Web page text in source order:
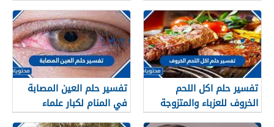
تفسير حلم اكل اللحم
الخروف للعزباء والمتزوجة
والحامل وللرجل
تفسير حلم العين المصابة
في المنام لكبار علماء
تفسير الأحلام والمنامات